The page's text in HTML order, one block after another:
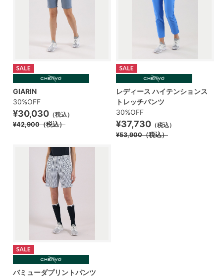
GIARIN
30%OFF
¥30,030 （税込）
¥42,900（税込）
レディース ハイテンションス
トレッチパンツ
30%OFF
¥37,730 （税込）
¥53,900（税込）
バミューダプリントパンツ